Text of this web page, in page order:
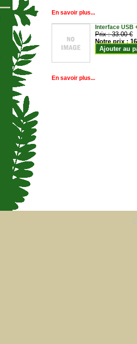
En savoir plus...
Interface USB
Prix :33.00 €
Notre prix :
Ajouter au
En savoir plus...